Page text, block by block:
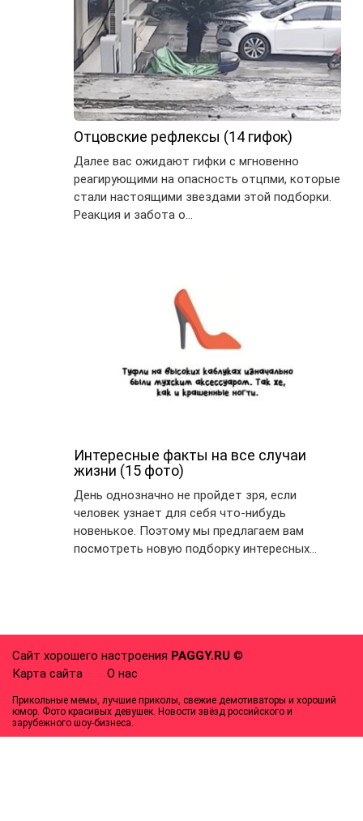
Отцовские рефлексы (14 гифок)
Далее вас ожидают гифки с мгновенно
реагирующими на опасность отцпми, которые
стали настоящими звездами этой подборки.
Реакция и забота о…
Интересные факты на все случаи
жизни (15 фото)
День однозначно не пройдет зря, если
человек узнает для себя что-нибудь
новенькое. Поэтому мы предлагаем вам
посмотреть новую подборку интересных…
Сайт хорошего настроения PAGGY.RU ©
Карта сайта
О нас
Прикольные мемы, лучшие приколы, свежие демотиваторы и хороший
юмор. Фото красивых девушек. Новости звёзд российского и
зарубежного шоу-бизнеса.